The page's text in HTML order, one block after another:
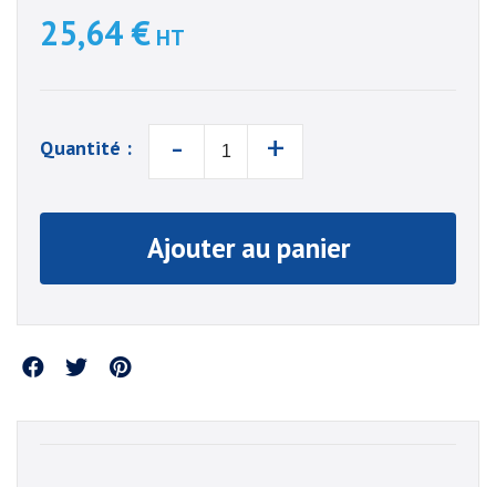
25,64 € HT
Quantité : - +
Ajouter au panier
Partager